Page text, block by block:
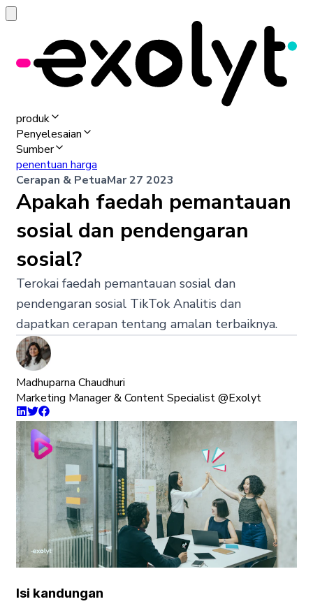
produk
Penyelesaian
Sumber
penentuan harga
Cerapan & PetuaMar 27 2023
Apakah faedah pemantauan
sosial dan pendengaran
sosial?
Terokai faedah pemantauan sosial dan
pendengaran sosial TikTok Analitis dan
dapatkan cerapan tentang amalan terbaiknya.
Madhuparna Chaudhuri
Marketing Manager & Content Specialist @Exolyt
Isi kandungan